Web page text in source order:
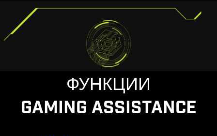
ФУНКЦИИ
GAMING ASSISTANCE